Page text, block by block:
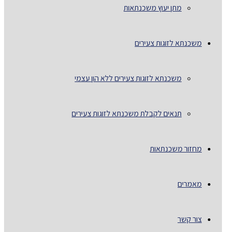
מתן יעוץ משכנתאות
משכנתא לזוגות צעירים
משכנתא לזוגות צעירים ללא הון עצמי
תנאים לקבלת משכנתא לזוגות צעירים
מחזור משכנתאות
מאמרים
צור קשר